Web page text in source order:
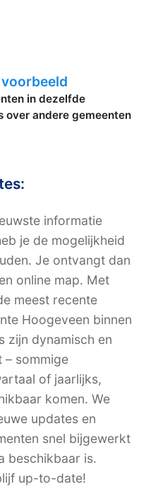
in dezelfde
over andere gemeenten
informatie
je de mogelijkheid
Je ontvangt dan
online map. Met
meest recente
Hoogeveen binnen
zijn dynamisch en
sommige
of jaarlijks,
komen. We
updates en
snel bijgewerkt
beschikbaar is.
up-to-date!